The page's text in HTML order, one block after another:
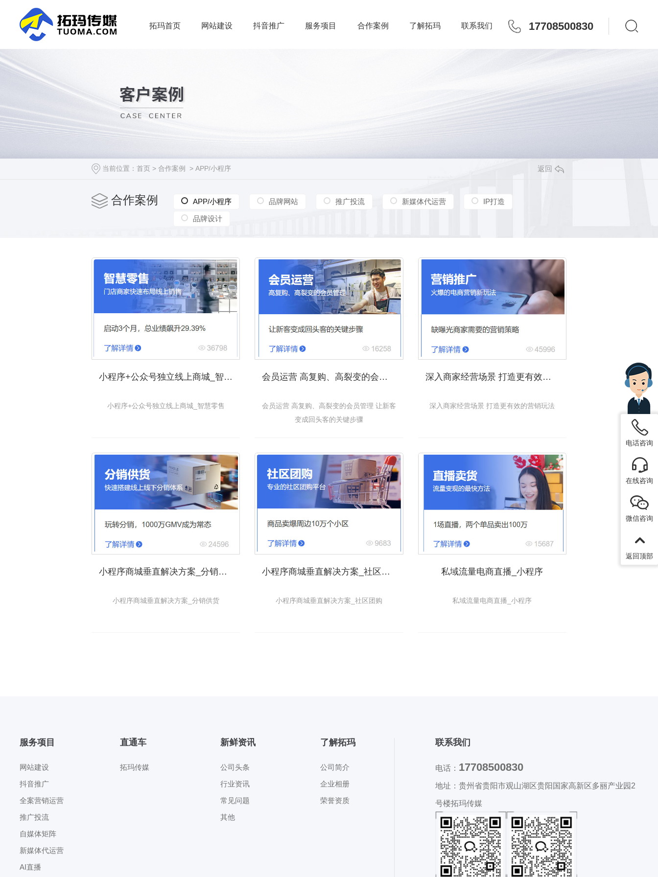
拓玛首页 网站建设 抖音推广 服务项目 合作案例 了解拓玛 联系我们 17708500830
当前位置： 首页 > 合作案例 > APP/小程序 返回
合作案例 APP/小程序
APP/小程序 品牌网站 推广投流 新媒体代运营 IP打造
品牌设计
小程序+公众号独立线上商城_智慧零售
小程序+公众号独立线上商城_智慧零售
会员运营 高复购、高裂变的会员管理 让新客变成回头客的关键步骤
会员运营 高复购、高裂变的会员管理 让新客
变成回头客的关键步骤
深入商家经营场景 打造更有效的营销玩法
深入商家经营场景 打造更有效的营销玩法
小程序商城垂直解决方案_分销供货
小程序商城垂直解决方案_分销供货
小程序商城垂直解决方案_社区团购
小程序商城垂直解决方案_社区团购
私域流量电商直播_小程序
私域流量电商直播_小程序
服务项目
网站建设
抖音推广
全案营销运营
推广投流
自媒体矩阵
新媒体代运营
AI直播
直通车
拓玛传媒
新鲜资讯
公司头条
行业资讯
常见问题
其他
了解拓玛
公司简介
企业相册
荣誉资质
联系我们
电话： 17708500830
地址： 贵州省贵阳市观山湖区贵阳国家高新区多丽产业园2
号楼拓玛传媒
电话咨询
在线咨询
微信咨询
返回顶部